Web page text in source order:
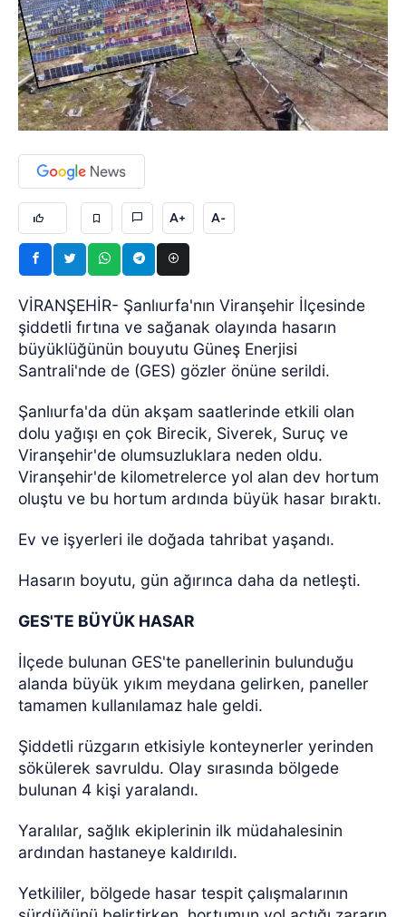
A+ A-
VİRANŞEHİR- Şanlıurfa'nın Viranşehir İlçesinde
şiddetli fırtına ve sağanak olayında hasarın
büyüklüğünün bouyutu Güneş Enerjisi
Santrali'nde de (GES) gözler önüne serildi.
Şanlıurfa'da dün akşam saatlerinde etkili olan
dolu yağışı en çok Birecik, Siverek, Suruç ve
Viranşehir'de olumsuzluklara neden oldu.
Viranşehir'de kilometrelerce yol alan dev hortum
oluştu ve bu hortum ardında büyük hasar bıraktı.
Ev ve işyerleri ile doğada tahribat yaşandı.
Hasarın boyutu, gün ağırınca daha da netleşti.
GES'TE BÜYÜK HASAR
İlçede bulunan GES'te panellerinin bulunduğu
alanda büyük yıkım meydana gelirken, paneller
tamamen kullanılamaz hale geldi.
Şiddetli rüzgarın etkisiyle konteynerler yerinden
sökülerek savruldu. Olay sırasında bölgede
bulunan 4 kişi yaralandı.
Yaralılar, sağlık ekiplerinin ilk müdahalesinin
ardından hastaneye kaldırıldı.
Yetkililer, bölgede hasar tespit çalışmalarının